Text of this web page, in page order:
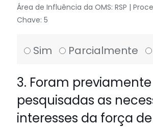
Área de Influência da OMS: RSP |
Chave: 5
Sim Parcialmente
3. Foram previamente
pesquisadas as
interesses da força de